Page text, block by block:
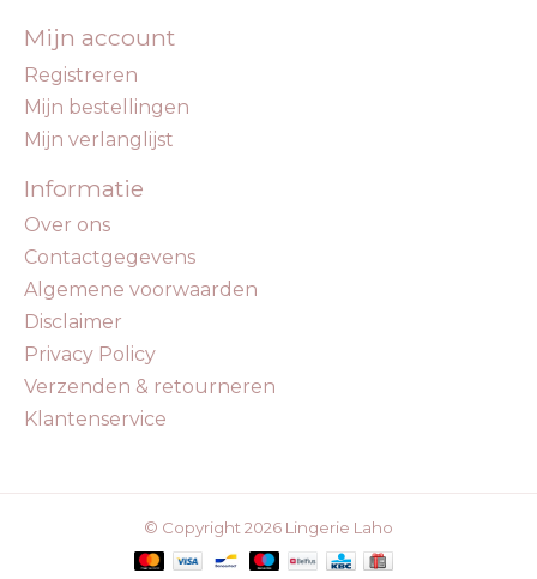
Mijn account
Registreren
Mijn bestellingen
Mijn verlanglijst
Informatie
Over ons
Contactgegevens
Algemene voorwaarden
Disclaimer
Privacy Policy
Verzenden & retourneren
Klantenservice
© Copyright 2026 Lingerie Laho